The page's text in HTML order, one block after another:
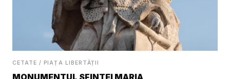
CETATE / PIAȚA LIBERTĂȚII